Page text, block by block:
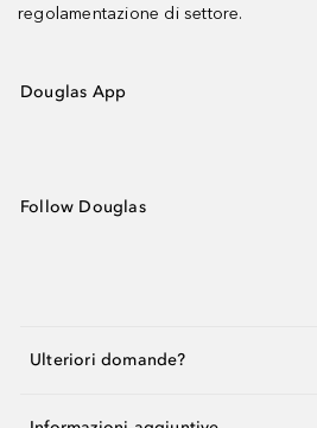
regolamentazione di settore.
Douglas App
Follow Douglas
Ulteriori domande?